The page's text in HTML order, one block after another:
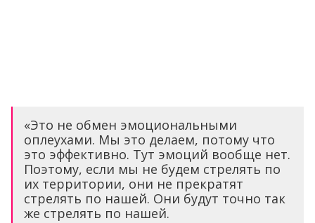
«Это не обмен эмоциональными
оплеухами. Мы это делаем, потому что
это эффективно. Тут эмоций вообще нет.
Поэтому, если мы не будем стрелять по
их территории, они не прекратят
стрелять по нашей. Они будут точно так
же стрелять по нашей.